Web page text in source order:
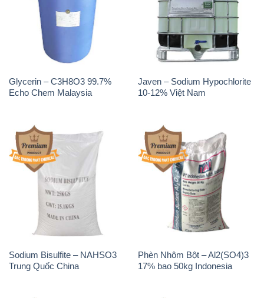
Glycerin – C3H8O3 99.7%
Echo Chem Malaysia
Javen – Sodium Hypochlorite
10-12% Việt Nam
Sodium Bisulfite – NAHSO3
Trung Quốc China
Phèn Nhôm Bột – Al2(SO4)3
17% bao 50kg Indonesia